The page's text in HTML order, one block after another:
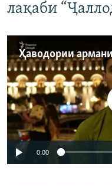
лақаби
Феълан
0:00